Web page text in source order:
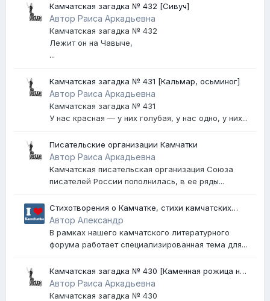
Камчатская загадка № 432 [Сивуч]
Автор Раиса Аркадьевна
Камчатская загадка № 432
Лежит он на Чавыче,
...
Камчатская загадка № 431 [Кальмар, осьминог]
Автор Раиса Аркадьевна
Камчатская загадка № 431
У нас красная — у них голубая, у нас одно, у них...
Писательские организации Камчатки
Автор Раиса Аркадьевна
Камчатская писательская организация Союза
писателей России пополнилась, в ее ряды...
Стихотворения о Камчатке, стихи камчатских
поэтов, песни о Камчатке
Автор Александр
В рамках нашего камчатского литературного
форума работает специализированная тема для...
Камчатская загадка № 430 [Каменная рожица на
Авачинском вулкане]
Автор Раиса Аркадьевна
Камчатская загадка № 430